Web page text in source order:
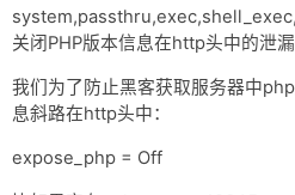
关闭PHP版本信息在http头中的泄漏
我们为了防止黑客获取服务器中
息斜路在http头中：
expose_php = Off